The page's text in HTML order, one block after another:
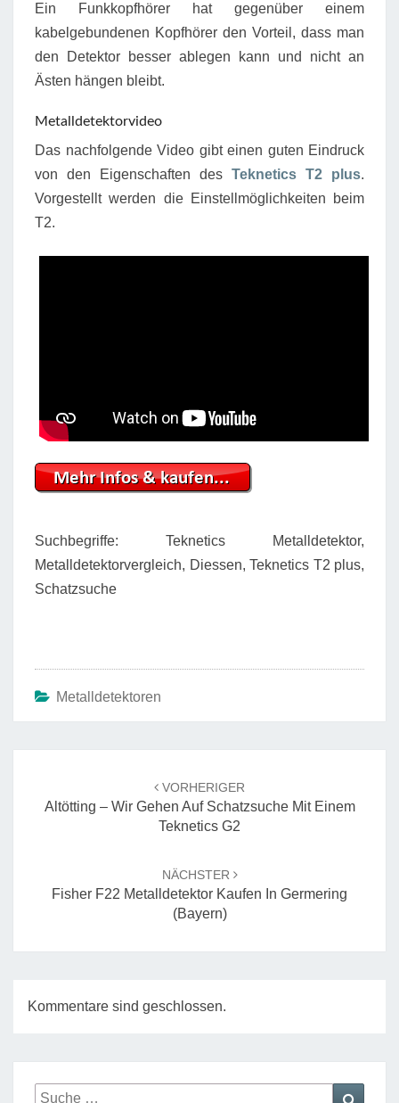
Ein Funkkopfhörer hat gegenüber einem
kabelgebundenen Kopfhörer den Vorteil, dass man
den Detektor besser ablegen kann und nicht an
Ästen hängen bleibt.
Metalldetektorvideo
Das nachfolgende Video gibt einen guten Eindruck
von den Eigenschaften des Teknetics T2 plus.
Vorgestellt werden die Einstellmöglichkeiten beim
T2.
Suchbegriffe: Teknetics Metalldetektor,
Metalldetektorvergleich, Diessen, Teknetics T2 plus,
Schatzsuche
Metalldetektoren
VORHERIGER
Altötting – Wir Gehen Auf Schatzsuche Mit Einem
Teknetics G2
NÄCHSTER
Fisher F22 Metalldetektor Kaufen In Germering
(Bayern)
Kommentare sind geschlossen.
Suche